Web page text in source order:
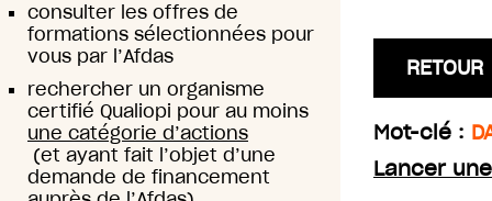
consulter les offres de
formations sélectionnées pour
vous par l’Afdas
rechercher un organisme
certifié Qualiopi pour au moins
une catégorie d’actions
(et ayant fait l’objet d’une
demande de financement
RETOUR
Mot-clé :
Lancer